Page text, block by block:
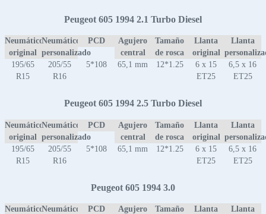
Peugeot 605 1994 2.1 Turbo Diesel
Neumático
original
Neumático
personalizado
PCD
Agujero
central
Tamaño
de rosca
Llanta
original
Llanta
195/65
R15
205/55
R16
5*108 65,1 mm 12*1.25
6 x 15
ET25
6,5 x 16
ET25
Peugeot 605 1994 2.5 Turbo Diesel
Neumático
original
Neumático
personalizado
PCD
Agujero
central
Tamaño
de rosca
Llanta
original
Llanta
195/65
R15
205/55
R16
5*108 65,1 mm 12*1.25
6 x 15
ET25
6,5 x 16
ET25
Peugeot 605 1994 3.0
NeumáticoNeumático
PCD
Agujero
Tamaño
Llanta
Llanta